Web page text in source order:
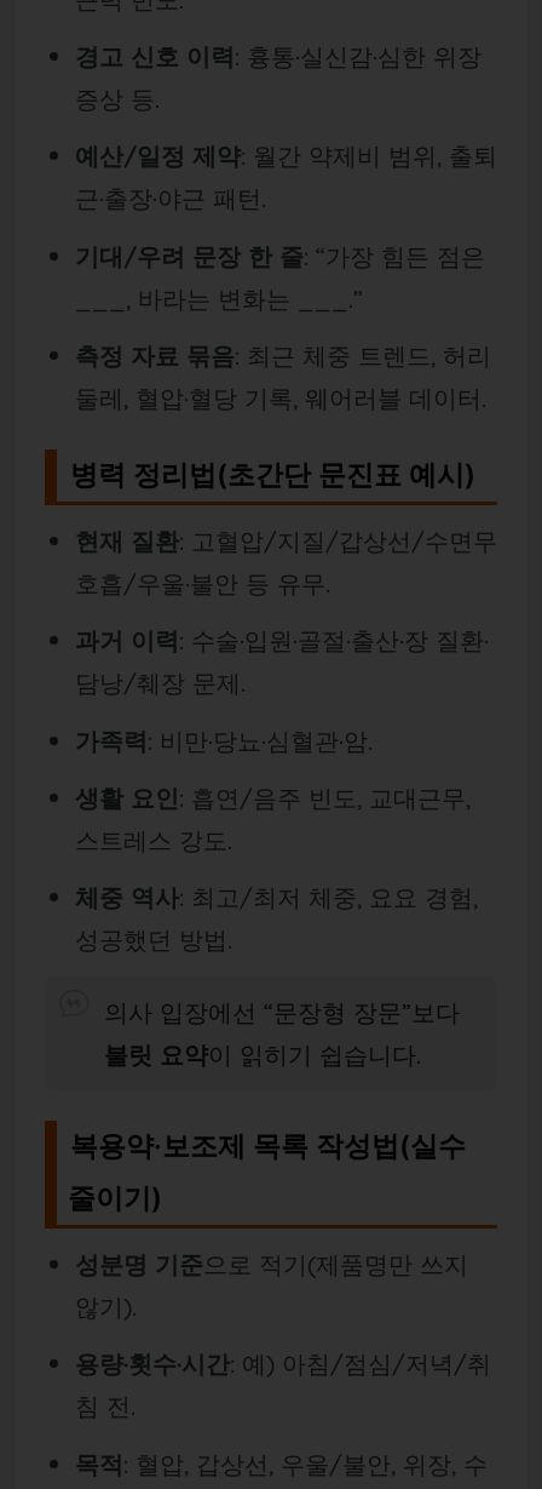
경고 신호 이력: 흉통·실신감·심한 위장
증상 등.
예산/일정 제약: 월간 약제비 범위, 출퇴
근·출장·야근 패턴.
기대/우려 문장 한 줄: “가장 힘든 점은
___, 바라는 변화는 ___.”
측정 자료 묶음: 최근 체중 트렌드, 허리
둘레, 혈압·혈당 기록, 웨어러블 데이터.
병력 정리법(초간단 문진표 예시)
현재 질환: 고혈압/지질/갑상선/수면무
호흡/우울·불안 등 유무.
과거 이력 : 수술·입원·골절·출산·장 질환·
담낭/췌장 문제.
가족력: 비만·당뇨·심혈관·암.
생활 요인: 흡연/음주 빈도, 교대근무,
스트레스 강도.
체중 역사: 최고/최저 체중, 요요 경험,
성공했던 방법.
의사 입장에선 “문장형 장문”보다
불릿 요약이 읽히기 쉽습니다.
복용약·보조제 목록 작성법(실수
줄이기)
성분명 기준으로 적기(제품명만 쓰지
않기).
용량·횟수·시간: 예) 아침/점심/저녁/취
침 전.
목적: 혈압, 갑상선, 우울/불안, 위장, 수